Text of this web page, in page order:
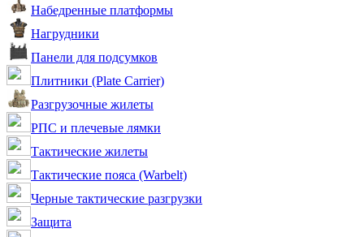
Набедренные платформы
Нагрудники
Панели для подсумков
Плитники (Plate Carrier)
Разгрузочные жилеты
РПС и плечевые лямки
Тактические жилеты
Тактические пояса (Warbelt)
Черные тактические разгрузки
Защита